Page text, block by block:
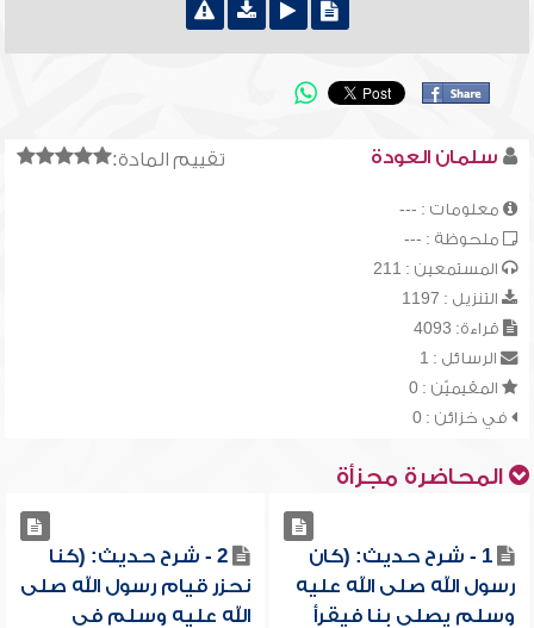
تقييم المادة: سلمان العودة
معلومات : ---
ملحوظة : ---
المستمعين : 211
التنزيل : 1197
قراءة: 4093
الرسائل : 1
المقيميّن : 0
في خزائن : 0
المحاضرة مجزأة
1 - شرح حديث: (كان
رسول الله صلى الله عليه
وسلم يصلي بنا فيقرأ
2 - شرح حديث: (كنا
نحزر قيام رسول الله صلى
الله عليه وسلم في